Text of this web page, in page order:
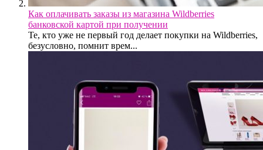
Как оплачивать заказы из магазина Wildberries
банковской картой при получении
Те, кто уже не первый год делает покупки на Wildberries,
безусловно, помнит врем...